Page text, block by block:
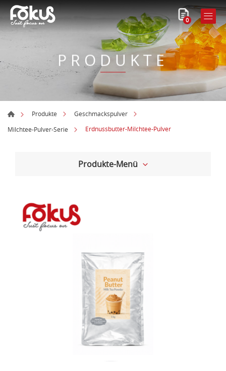
0
PRODUKTE
Produkte
Geschmackspulver
Milchtee-Pulver-Serie
Erdnussbutter-Milchtee-Pulver
Produkte-Menü